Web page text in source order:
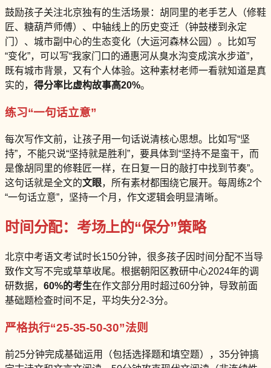
鼓励孩子关注北京独有的生活场景：胡同里的老手艺人（修鞋
匠、糖葫芦师傅）、中轴线上的历史变迁（钟鼓楼到永定
门）、城市副中心的生态变化（大运河森林公园）。比如写
“变化”，可以写“我家门口的通惠河从臭水沟变成滨水步道”，
既有城市背景，又有个人体验。这种素材老师一看就知道是真
实的， 得分率比虚构故事高20%。
练习“一句话立意”
每次写作文前，让孩子用一句话说清核心思想。比如写“坚
持”，不能只说“坚持就是胜利”，要具体到“坚持不是蛮干，而
是像胡同里的修鞋匠一样，在日复一日的敲打中找到节奏”。
这句话就是全文的文眼，所有素材都围绕它展开。每周练2个
“一句话立意”，坚持一个月，作文逻辑会明显清晰。
时间分配：考场上的“保分”策略
北京中考语文考试时长150分钟，很多孩子因时间分配不当导
致作文写不完或草草收尾。根据朝阳区教研中心2024年的调
研数据， 60%的考生在作文部分用时超过60分钟，导致前面
基础题检查时间不足，平均失分2-3分。
严格执行“25-35-50-30”法则
前25分钟完成基础运用（包括选择题和填空题），35分钟搞